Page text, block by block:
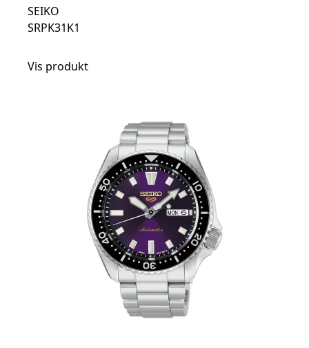
SEIKO
SRPK31K1
Vis produkt